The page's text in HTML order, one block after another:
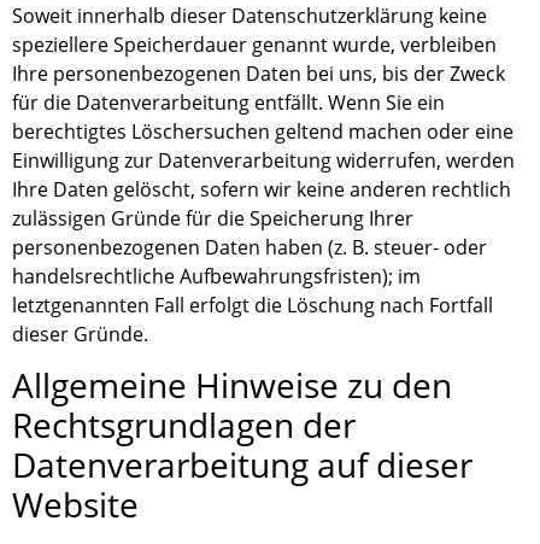
Soweit innerhalb dieser Datenschutzerklärung keine
speziellere Speicherdauer genannt wurde, verbleiben
Ihre personenbezogenen Daten bei uns, bis der Zweck
für die Datenverarbeitung entfällt. Wenn Sie ein
berechtigtes Löschersuchen geltend machen oder eine
Einwilligung zur Datenverarbeitung widerrufen, werden
Ihre Daten gelöscht, sofern wir keine anderen rechtlich
zulässigen Gründe für die Speicherung Ihrer
personenbezogenen Daten haben (z. B. steuer- oder
handelsrechtliche Aufbewahrungsfristen); im
letztgenannten Fall erfolgt die Löschung nach Fortfall
dieser Gründe.
Allgemeine Hinweise zu den
Rechtsgrundlagen der
Datenverarbeitung auf dieser
Website